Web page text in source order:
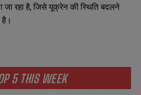
5 THIS WEEK
जा रहा है, जिसे यूक्रेन की स्थिति बदलने
है।